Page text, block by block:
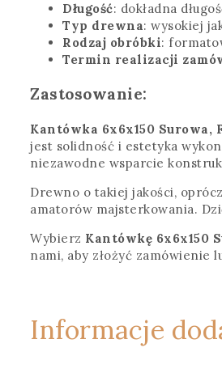
Długość: dokładna
Typ drewna: wysokiej
Rodzaj obróbki:
Termin realizacji
Zastosowanie:
Kantówka 6x6x150 Surowa,
jest solidność i estetyka
niezawodne wsparcie
Drewno o takiej jakości,
amatorów majsterkowania.
Wybierz Kantówkę 6x6x150
nami, aby złożyć zamówienie
Informacje